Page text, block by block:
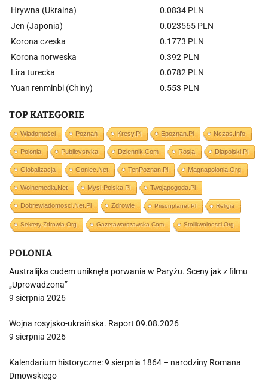
Hrywna (Ukraina)
0.0834 PLN
Jen (Japonia)
0.023565 PLN
Korona czeska
0.1773 PLN
Korona norweska
0.392 PLN
Lira turecka
0.0782 PLN
Yuan renminbi (Chiny)
0.553 PLN
TOP KATEGORIE
Wiadomości Poznań Kresy.pl Epoznan.pl Nczas.info
Polonia Publicystyka Dziennik.com Rosja Dlapolski.pl
Globalizacja Goniec.net TenPoznan.pl Magnapolonia.org
Wolnemedia.net Mysl-Polska.pl Twojapogoda.pl
Dobrewiadomosci.net.pl Zdrowie Prisonplanet.pl Religia
Sekrety-Zdrowia.org Gazetawarszawska.com Stolikwolnosci.org
POLONIA
Australijka cudem uniknęła porwania w Paryżu. Sceny jak z filmu
„Uprowadzona”
9 sierpnia 2026
Wojna rosyjsko-ukraińska. Raport 09.08.2026
9 sierpnia 2026
Kalendarium historyczne: 9 sierpnia 1864 – narodziny Romana
Dmowskiego